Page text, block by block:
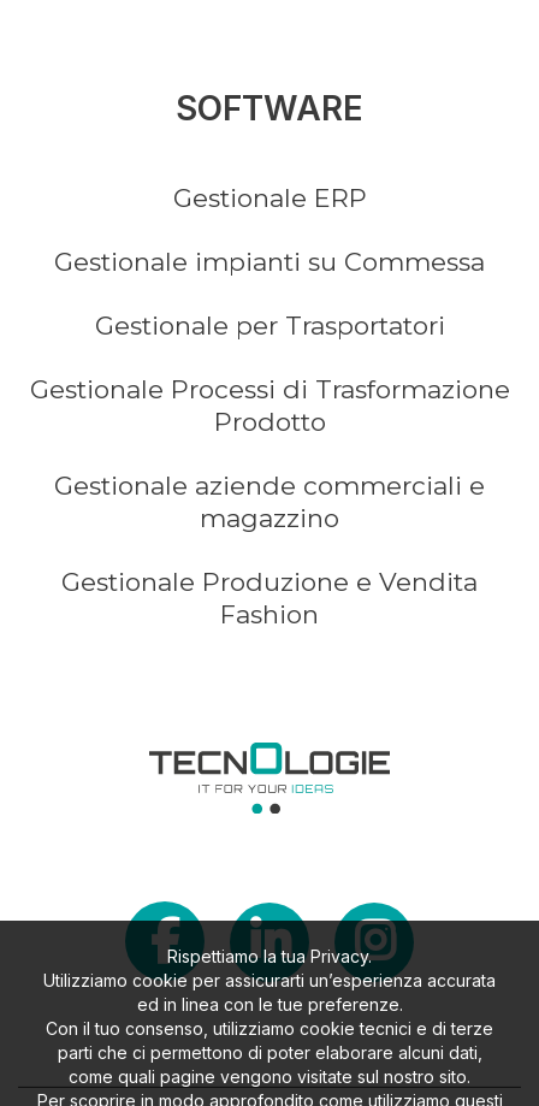
SOFTWARE
Gestionale ERP
Gestionale impianti su Commessa
Gestionale per Trasportatori
Gestionale Processi di Trasformazione
Prodotto
Gestionale aziende commerciali e
magazzino
Gestionale Produzione e Vendita
Fashion
Rispettiamo la tua Privacy.
Utilizziamo cookie per assicurarti un’esperienza accurata
ed in linea con le tue preferenze.
Con il tuo consenso, utilizziamo cookie tecnici e di terze
parti che ci permettono di poter elaborare alcuni dati,
come quali pagine vengono visitate sul nostro sito.
Per scoprire in modo approfondito come utilizziamo questi